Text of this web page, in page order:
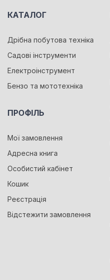
КАТАЛОГ
Дрібна побутова техніка
Садові інструменти
Електроінструмент
Бензо та мототехніка
ПРОФІЛЬ
Мої замовлення
Адресна книга
Особистий кабінет
Кошик
Реєстрація
Відстежити замовлення